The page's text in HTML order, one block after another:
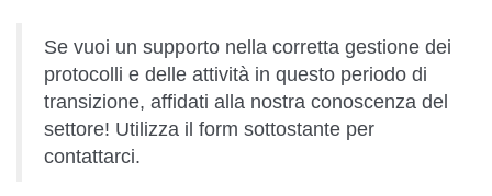
Se vuoi un supporto nella corretta gestione dei
protocolli e delle attività in questo periodo di
transizione, affidati alla nostra conoscenza del
settore! Utilizza il form sottostante per
contattarci.